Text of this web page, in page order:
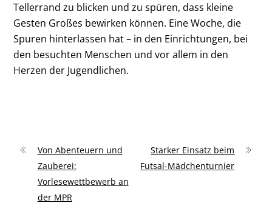
Tellerrand zu blicken und zu spüren, dass kleine
Gesten Großes bewirken können. Eine Woche, die
Spuren hinterlassen hat – in den Einrichtungen, bei
den besuchten Menschen und vor allem in den
Herzen der Jugendlichen.
Von Abenteuern und
Zauberei:
Vorlesewettbewerb an
der MPR
Starker Einsatz beim
Futsal-Mädchenturnier